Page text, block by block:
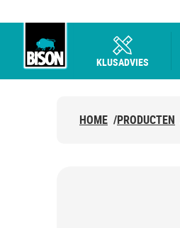
KLUSADVIES
HOME /PRODUCTEN